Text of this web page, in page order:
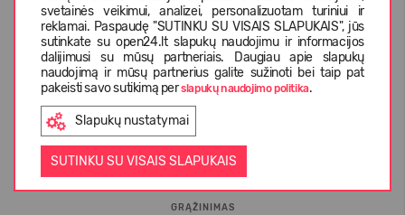
svetainės veikimui, analizei, personalizuotam turiniui ir
reklamai. Paspaudę "SUTINKU SU VISAIS SLAPUKAIS", jūs
sutinkate su open24.lt slapukų naudojimu ir informacijos
dalijimusi su mūsų partneriais. Daugiau apie slapukų
naudojimą ir mūsų partnerius galite sužinoti bei taip pat
pakeisti savo sutikimą perslapukų naudojimo politika.
Slapukų nustatymai
SUTINKU SU VISAIS SLAPUKAIS
INFORMACIJA PIRKĖJUI
D.U.K.
GRĄŽINIMAS